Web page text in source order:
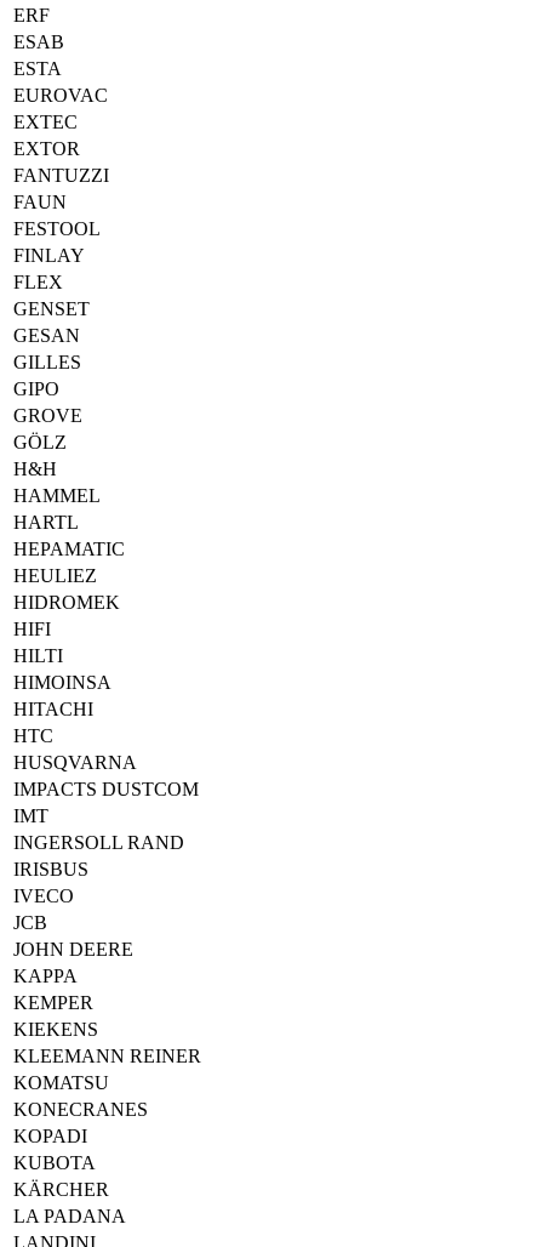
ERF
ESAB
ESTA
EUROVAC
EXTEC
EXTOR
FANTUZZI
FAUN
FESTOOL
FINLAY
FLEX
GENSET
GESAN
GILLES
GIPO
GROVE
GÖLZ
H&H
HAMMEL
HARTL
HEPAMATIC
HEULIEZ
HIDROMEK
HIFI
HILTI
HIMOINSA
HITACHI
HTC
HUSQVARNA
IMPACTS DUSTCOM
IMT
INGERSOLL RAND
IRISBUS
IVECO
JCB
JOHN DEERE
KAPPA
KEMPER
KIEKENS
KLEEMANN REINER
KOMATSU
KONECRANES
KOPADI
KUBOTA
KÄRCHER
LA PADANA
LANDINI